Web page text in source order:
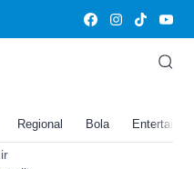
Regional Bola